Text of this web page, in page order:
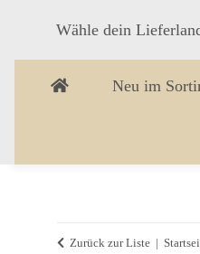
Wähle dein
Neu im
Zurück zur Liste